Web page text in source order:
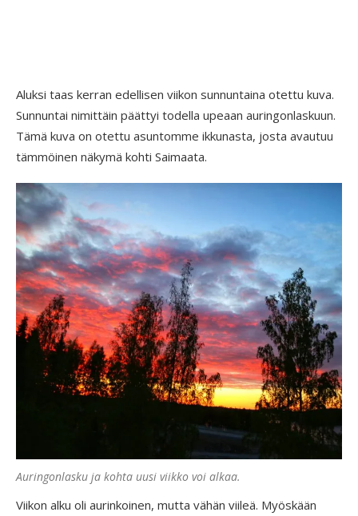
Aluksi taas kerran edellisen viikon sunnuntaina otettu kuva.
Sunnuntai nimittäin päättyi todella upeaan auringonlaskuun.
Tämä kuva on otettu asuntomme ikkunasta, josta avautuu
tämmöinen näkymä kohti Saimaata.
Auringonlasku ja kohta uusi viikko voi alkaa.
Viikon alku oli aurinkoinen, mutta vähän viileä. Myöskään